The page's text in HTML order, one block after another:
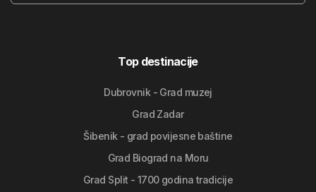
Top destinacije
Dubrovnik - Grad muzej
Grad Zadar
Šibenik - grad povijesne baštine
Grad Biograd na Moru
Grad Split - 1700 godina tradicije